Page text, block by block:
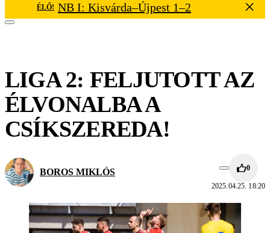
ÉLŐ! NB I: Kisvárda–Újpest 1–2
LIGA 2: FELJUTOTT AZ
ÉLVONALBA A
CSÍKSZEREDA!
BOROS MIKLÓS 0
2025.04.25. 18:20